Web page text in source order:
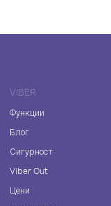
VIBER
Функции
Блог
Сигурност
Viber Out
Цени